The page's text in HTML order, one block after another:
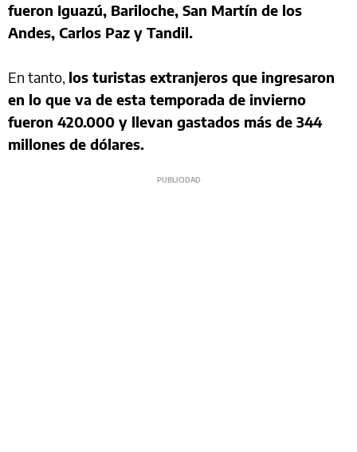
fueron Iguazú, Bariloche, San Martín de los
Andes, Carlos Paz y Tandil.
En tanto, los turistas extranjeros que ingresaron
en lo que va de esta temporada de invierno
fueron 420.000 y llevan gastados más de 344
millones de dólares.